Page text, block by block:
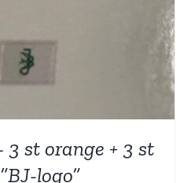
st orange + 3 st
logo”